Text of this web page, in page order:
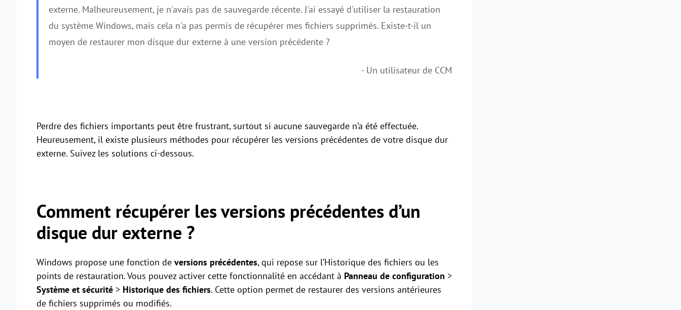
externe. Malheureusement, je n'avais pas de sauvegarde récente. J'ai essayé d'utiliser la restauration
du système Windows, mais cela n'a pas permis de récupérer mes fichiers supprimés. Existe-t-il un
moyen de restaurer mon disque dur externe à une version précédente ?
- Un utilisateur de CCM
Perdre des fichiers importants peut être frustrant, surtout si aucune sauvegarde n’a été effectuée.
Heureusement, il existe plusieurs méthodes pour récupérer les versions précédentes de votre disque dur
externe. Suivez les solutions ci-dessous.
Comment récupérer les versions précédentes d’un
disque dur externe ?
Windows propose une fonction de versions précédentes, qui repose sur l’Historique des fichiers ou les
points de restauration. Vous pouvez activer cette fonctionnalité en accédant à Panneau de configuration >
Système et sécurité > Historique des fichiers. Cette option permet de restaurer des versions antérieures
de fichiers supprimés ou modifiés.